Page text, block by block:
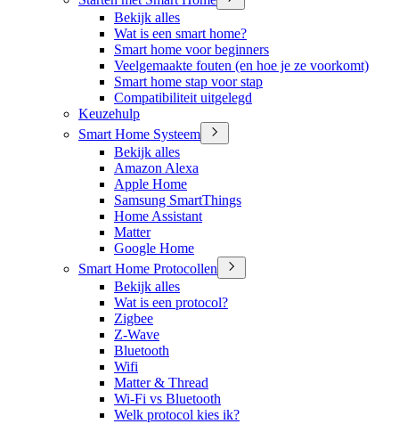
Bekijk alles
Wat is een smart home?
Smart home voor beginners
Veelgemaakte fouten (en hoe je ze voorkomt)
Smart home stap voor stap
Compatibiliteit uitgelegd
Keuzehulp
Smart Home Systeem
Bekijk alles
Amazon Alexa
Apple Home
Samsung SmartThings
Home Assistant
Matter
Google Home
Smart Home Protocollen
Bekijk alles
Wat is een protocol?
Zigbee
Z-Wave
Bluetooth
Wifi
Matter & Thread
Wi-Fi vs Bluetooth
Welk protocol kies ik?